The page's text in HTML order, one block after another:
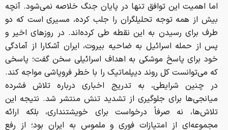
اما اهمیت این توافق تنها در پایان جنگ خلاصه نمی‌شود. آنچه
بیش از همه توجه تحلیلگران را جلب کرده، مسیری است که دو
طرف برای رسیدن به این نقطه طی کرده‌اند. در روز‌های اخیر و
پس از حمله اسرائیل به ضاحیه بیروت، ایران آشکارا از آمادگی
خود برای پاسخ موشکی به اهداف اسرائیلی سخن گفت؛ پاسخی
که می‌توانست کل روند دیپلماتیک را با خطر فروپاشی مواجه کند.
در چنین شرایطی، به تدریج اخباری درباره تلاش فشرده
میانجی‌ها برای جلوگیری از تشدید تنش منتشر شد. نتیجه این
تلاش‌ها، نه صرفاً درخواست برای خویشتنداری، بلکه ارائه
مجموعه‌ای از امتیازات فوری و ملموس به ایران بود؛ از رفع